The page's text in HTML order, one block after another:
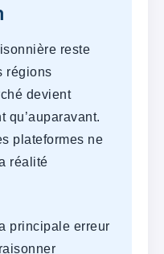
reste
régions
devient
qu’auparavant.
plateformes ne
réalité
principale erreur